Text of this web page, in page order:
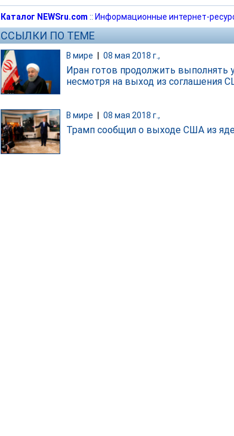
Каталог NEWSru.com :: Информационные интернет-
ССЫЛКИ ПО ТЕМЕ
В мире 08 мая 2018 г.,
Иран готов продолжить выполнять
несмотря на выход из соглашения
В мире 08 мая 2018 г.,
Трамп сообщил о выходе США из